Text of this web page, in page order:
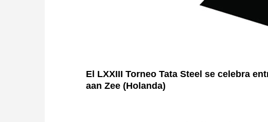
El LXXIII Torneo Tata Steel se celebra
aan Zee (Holanda)